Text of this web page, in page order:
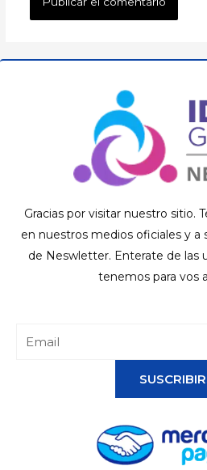
Gracias por visitar nuestro sitio.
en nuestros medios oficiales y a
de Neswletter. Enterate de las
tenemos para vos